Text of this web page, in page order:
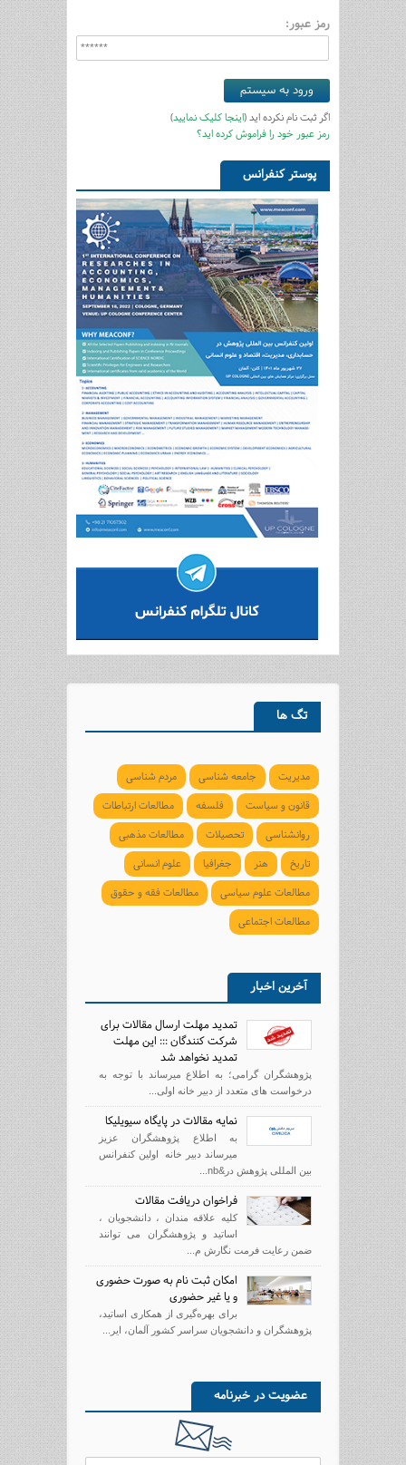
رمز عبور:
اگر ثبت نام نکرده اید (اینجا کلیک نمایید)
رمز عبور خود را فراموش کرده اید؟
پوستر کنفرانس
تگ ها
مدیریت جامعه شناسی
مردم شناسی
قانون و سیاست
فلسفه
مطالعات ارتباطات
روانشناسی
تحصیلات
مطالعات مذهبی
تاریخ
هنر جغرافیا
علوم انسانی
مطالعات علوم سیاسی
مطالعات فقه و حقوق
مطالعات اجتماعی
آخرین اخبار
تمدید مهلت ارسال مقالات برای
شرکت کنندگان ::: این مهلت
تمدید نخواهد شد
پژوهشگران گرامی؛ به اطلاع میرساند با توجه به
درخواست های متعدد از دبیر خانه اولی...
نمایه مقالات در پایگاه سیویلیکا
به اطلاع پژوهشگران عزیز
میرساند دبیر خانه اولین کنفرانس
بین المللی پژوهش در&nb...
فراخوان دریافت مقالات
کلیه علاقه مندان ، دانشجویان ،
اساتید و پژوهشگران می توانند
ضمن رعایت فرمت نگارش م...
امکان ثبت نام به صورت حضوری
و یا غیر حضوری
برای بهره‌گیری از همکاری اساتید،
پژوهشگران و دانشجویان سراسر کشور آلمان، ایر...
عضویت در خبرنامه